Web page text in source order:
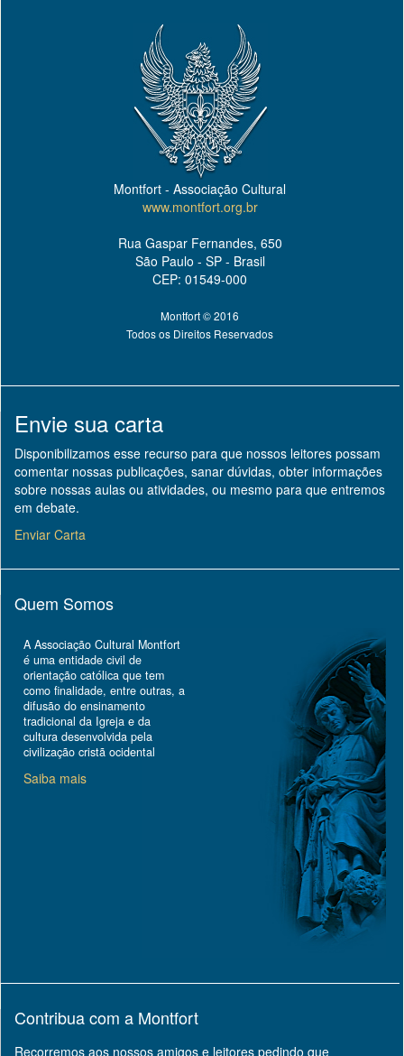
Montfort - Associação Cultural
www.montfort.org.br
Rua Gaspar Fernandes, 650
São Paulo - SP - Brasil
CEP: 01549-000
Montfort © 2016
Todos os Direitos Reservados
Envie sua carta
Disponibilizamos esse recurso para que nossos leitores possam
comentar nossas publicações, sanar dúvidas, obter informações
sobre nossas aulas ou atividades, ou mesmo para que entremos
em debate.
Enviar Carta
Quem Somos
A Associação Cultural Montfort
é uma entidade civil de
orientação católica que tem
como finalidade, entre outras, a
difusão do ensinamento
tradicional da Igreja e da
cultura desenvolvida pela
civilização cristã ocidental
Saiba mais
Contribua com a Montfort
Recorremos aos nossos amigos e leitores pedindo que